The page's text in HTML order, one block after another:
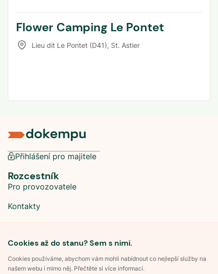
Flower Camping Le Pontet
Lieu dit Le Pontet (D41), St. Astier
Cookies až do stanu? Sem s nimi.
Cookies používáme, abychom vám mohli nabídnout co nejlepší služby na
našem webu i mimo něj. Přečtěte si více informací.
Přihlášení pro majitele
Rozcestník
Pro provozovatele
Kontakty